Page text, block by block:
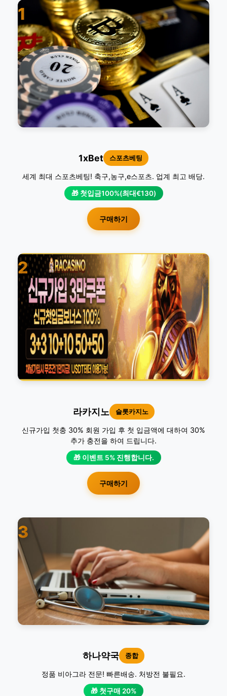
1
1xBet 스포츠베팅
세계 최대 스포츠베팅! 축구,농구,e스포츠. 업계 최고 배당.
🎁 첫입금100%(최대€130)
구매하기
2
라카지노 슬롯카지노
신규가입 첫충 30% 회원 가입 후 첫 입금액에 대하여 30%
추가 충전을 하여 드립니다.
🎁 이벤트 5% 진행합니다.
구매하기
3
하나약국 종합
정품 비아그라 전문! 빠른배송. 처방전 불필요.
🎁 첫구매 20%